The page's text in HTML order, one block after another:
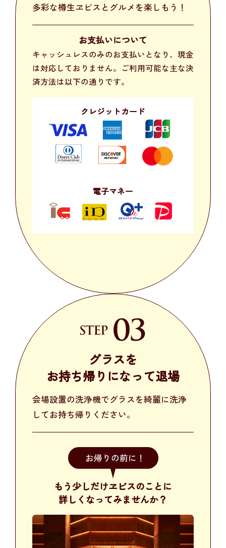
多彩な樽生ヱビスとグルメを楽しもう！
お支払いについて
キャッシュレスのみのお支払いとなり、現金
は対応しておりません。ご利用可能な主な決
済方法は以下の通りです。
クレジットカード
電子マネー
グラスを
お持ち帰りになって退場
会場設置の洗浄機でグラスを綺麗に洗浄
してお持ち帰りください。
お帰りの前に！
もう少しだけヱビスのことに
詳しくなってみませんか？